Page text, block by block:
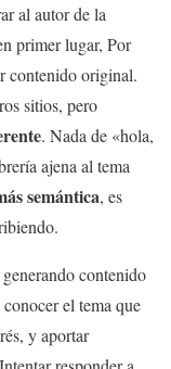
al autor de la
primer lugar, Por
contenido original.
sitios, pero
. Nada de «hola,
ajena al tema
semántica, es
contenido
el tema que
y aportar